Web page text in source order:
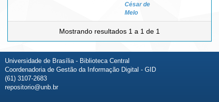
César de
Melo
Mostrando resultados 1 a 1 de 1
Universidade de Brasília - Biblioteca Central
Coordenadoria de Gestão da Informação Digital - GID
(61) 3107-2683
repositorio@unb.br